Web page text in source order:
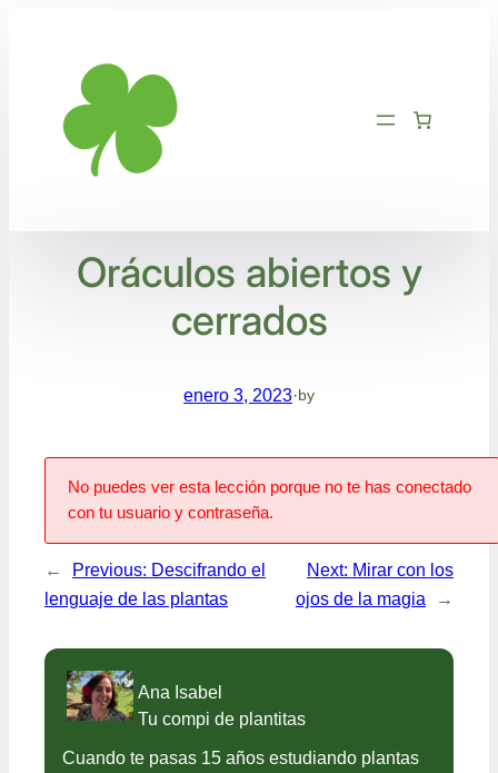
contenido
Oráculos abiertos y
cerrados
enero 3, 2023·by
No puedes ver esta lección porque no te has conectado
con tu usuario y contraseña.
← Previous: Descifrando el
lenguaje de las plantas
Next: Mirar con los
ojos de la magia
→
Ana Isabel
Tu compi de plantitas
Cuando te pasas 15 años estudiando plantas